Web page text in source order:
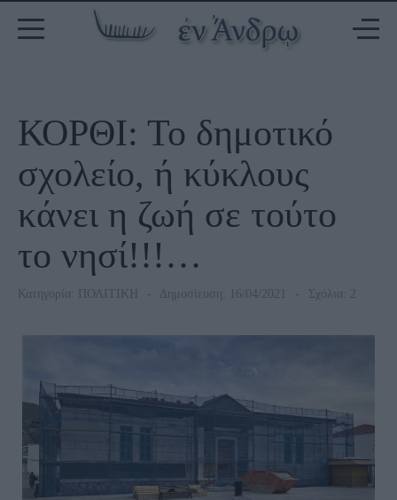
ΚΟΡΘΙ: Το δημοτικό
σχολείο, ή κύκλους
κάνει η ζωή σε τούτο
το νησί!!!…
Κατηγορία: ΠΟΛΙΤΙΚΗ Δημοσίευση: 16/04/2021 Σχόλια: 2